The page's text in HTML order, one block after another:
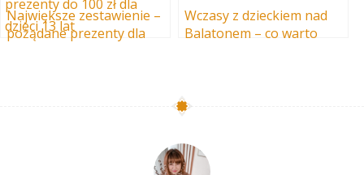
Największe zestawienie –
pożądane prezenty dla
Wczasy z dzieckiem nad
Balatonem – co warto